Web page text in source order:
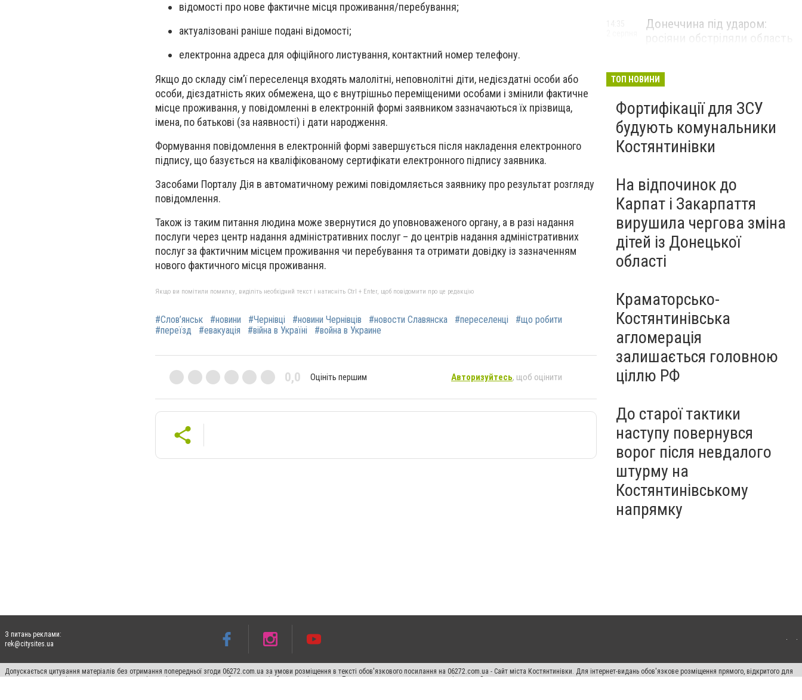
відомості про нове фактичне місця проживання/перебування;
актуалізовані раніше подані відомості;
електронна адреса для офіційного листування, контактний номер телефону.
Якщо до складу сім’ї переселенця входять малолітні, неповнолітні діти, недієздатні особи або
особи, дієздатність яких обмежена, що є внутрішньо переміщеними особами і змінили фактичне
місце проживання, у повідомленні в електронній формі заявником зазначаються їх прізвища,
імена, по батькові (за наявності) і дати народження.
Формування повідомлення в електронній формі завершується після накладення електронного
підпису, що базується на кваліфікованому сертифікати електронного підпису заявника.
Засобами Порталу Дія в автоматичному режимі повідомляється заявнику про результат розгляду
повідомлення.
Також із таким питання людина може звернутися до уповноваженого органу, а в разі надання
послуги через центр надання адміністративних послуг – до центрів надання адміністративних
послуг за фактичним місцем проживання чи перебування та отримати довідку із зазначенням
нового фактичного місця проживання.
Якщо ви помітили помилку, виділіть необхідний текст і натисніть Ctrl + Enter, щоб повідомити про це редакцію
#Слов’янськ #новини #Чернівці #новини Чернівців #новости Славянска #переселенці
#що робити
#переїзд
#евакуація #війна в Україні #война в Украине
0,0 Оцініть першим Авторизуйтесь, щоб оцінити
Донеччина під ударом:
росіяни обстріляли область
ТОП НОВИНИ
Фортифікації для ЗСУ
будують комунальники
Костянтинівки
На відпочинок до
Карпат і Закарпаття
вирушила чергова зміна
дітей із Донецької
області
Краматорсько-
Костянтинівська
агломерація
залишається головною
ціллю РФ
До старої тактики
наступу повернувся
ворог після невдалого
штурму на
Костянтинівському
напрямку
З питань реклами:
rek@citysites.ua
Допускається цитування матеріалів без отримання попередньої згоди 06272.com.ua за умови розміщення в тексті обов'язкового посилання на 06272.com.ua - Сайт міста Костянтинівки. Для інтернет-видань обов'язкове розміщення прямого, відкритого для
пошукових систем гіперпосилання на цитовані статті не нижче другого абзацу в тексті або в якості джерела. Порушення виняткових прав переслідується Законом.